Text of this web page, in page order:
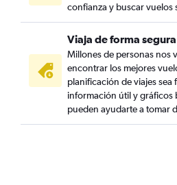
confianza y buscar vuelos
Viaja de forma segura
Millones de personas nos
encontrar los mejores
planificación de viajes
información útil y gráficos
pueden ayudarte a tomar